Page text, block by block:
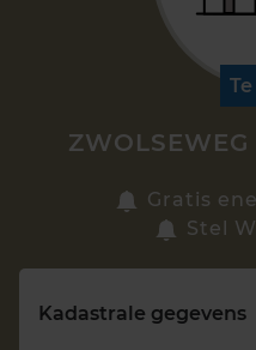
Zoek een woning
Gratis
Stel
Kadastrale gegevens